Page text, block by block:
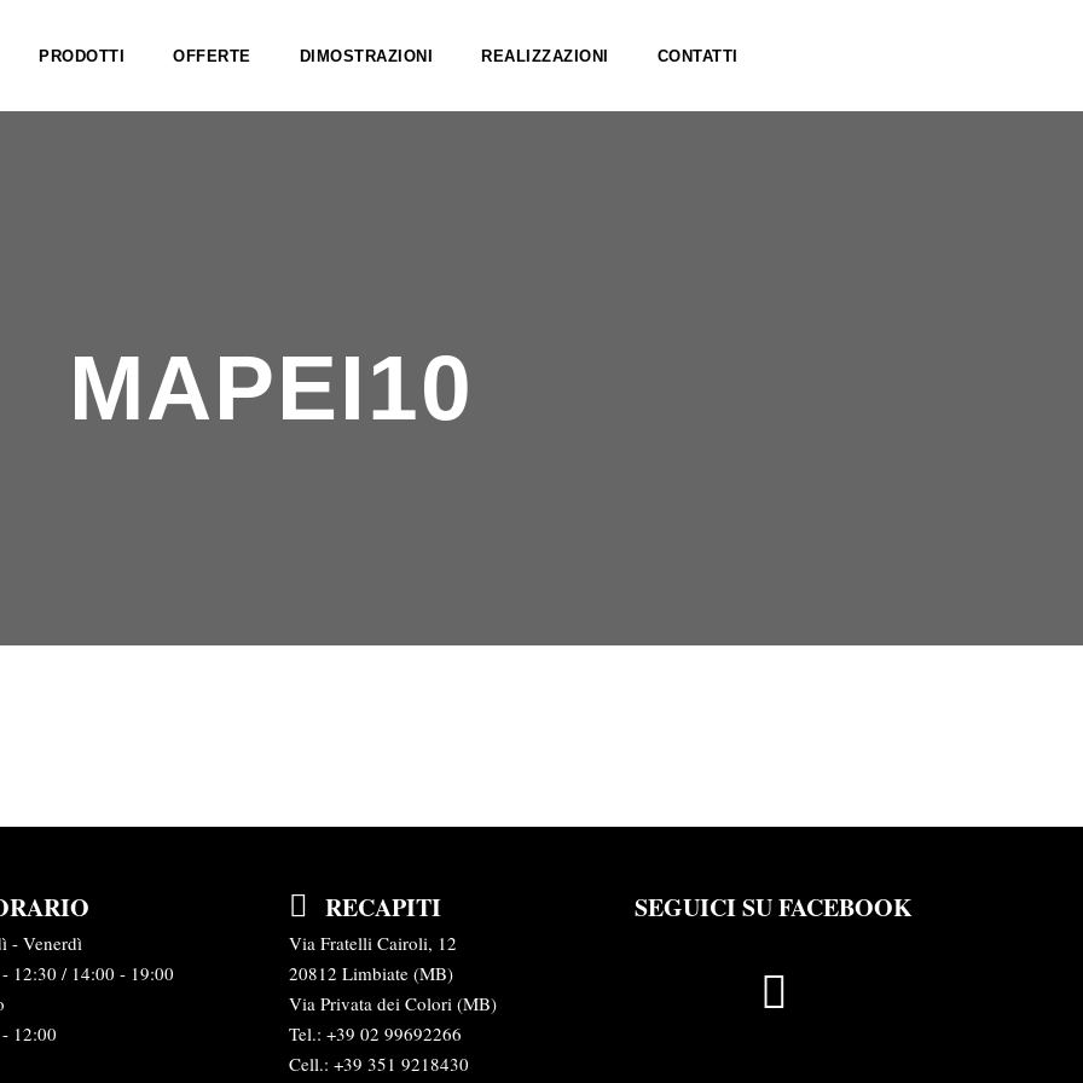
PRODOTTI OFFERTE DIMOSTRAZIONI REALIZZAZIONI CONTATTI
MAPEI10
- Venerdì
12:30 / 14:00 - 19:00
12:00
RECAPITI
Via Fratelli Cairoli, 12
20812 Limbiate (MB)
Via Privata dei Colori (MB)
Tel.: +39 02 99692266
Cell.: +39 351 9218430
SEGUICI SU FACEBOOK